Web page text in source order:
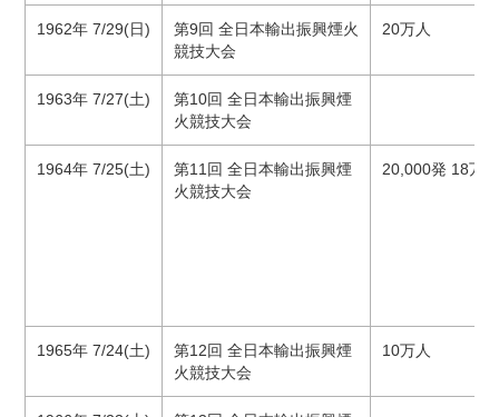
1962年 7/29(日)
第9回 全日本輸出振興煙火
競技大会
20万人
1963年 7/27(土)
第10回 全日本輸出振興煙
火競技大会
1964年 7/25(土)
第11回 全日本輸出振興煙
火競技大会
20,000発 18万
1965年 7/24(土)
第12回 全日本輸出振興煙
火競技大会
10万人